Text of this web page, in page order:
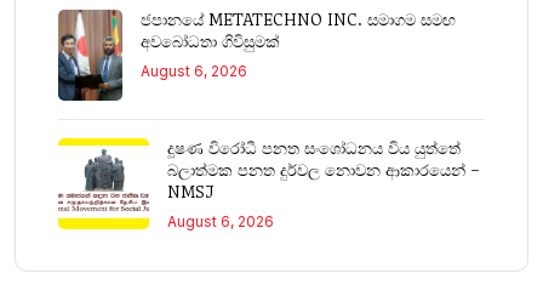
ජපානයේ METATECHNO INC. සමාගම සමඟ
අවබෝධතා ගිවිසුමක්
August 6, 2026
දූෂණ විරෝධී පනත සංශෝධනය විය යුත්තේ
බලාත්මක පනත දුර්වල නොවන ආකාරයෙන් –
NMSJ
August 6, 2026